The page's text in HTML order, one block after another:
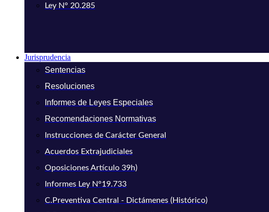
Ley N° 20.285
Jurisprudencia
Sentencias
Resoluciones
Informes de Leyes Especiales
Recomendaciones Normativas
Instrucciones de Carácter General
Acuerdos Extrajudiciales
Oposiciones Artículo 39h)
Informes Ley N°19.733
C.Preventiva Central - Dictámenes (Histórico)